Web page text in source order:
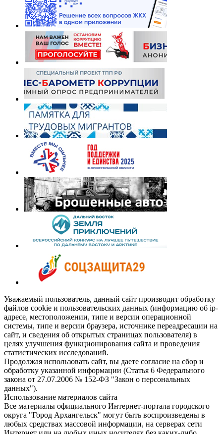
Уважаемый пользователь, данный сайт производит обработку
файлов cookie и пользовательских данных (информацию об ip-
адресе, местоположении, типе и версии операционной
системы, типе и версии браузера, источнике переадресации на
сайт, и сведения об открытых страницах пользователя) в
целях улучшения функционирования сайта и проведения
статистических исследований.
Продолжая использовать сайт, вы даете согласие на сбор и
обработку указанной информации (Статья 6 Федерального
закона от 27.07.2006 № 152-ФЗ "Закон о персональных
данных").
Использование материалов сайта
Все материалы официального Интернет-портала городского
округа "Город Архангельск" могут быть воспроизведены в
любых средствах массовой информации, на серверах сети